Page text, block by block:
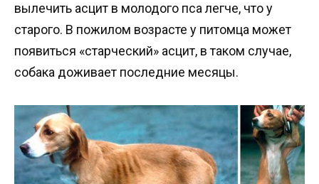
вылечить асцит в молодого пса легче, что у
старого. В пожилом возрасте у питомца может
появиться «старческий» асцит, в таком случае,
собака доживает последние месяцы.